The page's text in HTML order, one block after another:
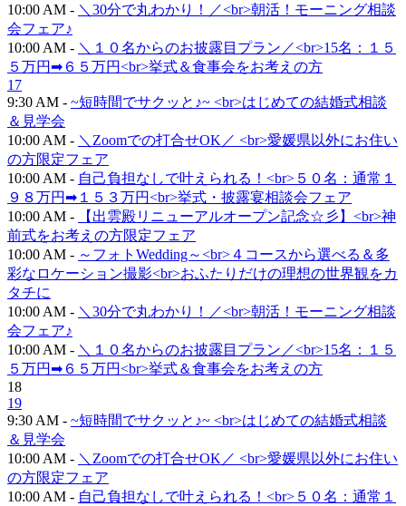
10:00 AM - ＼30分で丸わかり！／<br>朝活！モーニング相談
会フェア♪
10:00 AM - ＼１０名からのお披露目プラン／<br>15名：１５
５万円➡６５万円<br>挙式＆食事会をお考えの方
17
9:30 AM - ~短時間でサクッと♪~ <br>はじめての結婚式相談
＆見学会
10:00 AM - ＼Zoomでの打合せOK／ <br>愛媛県以外にお住い
の方限定フェア
10:00 AM - 自己負担なしで叶えられる！<br>５０名：通常１
９８万円➡１５３万円<br>挙式・披露宴相談会フェア
10:00 AM -
【出雲殿リニューアルオープン記念☆彡】<br>神
前式をお考えの方限定フェア
10:00 AM - ～フォトWedding～<br>４コースから選べる＆多
彩なロケーション撮影<br>おふたりだけの理想の世界観をカ
タチに
10:00 AM - ＼30分で丸わかり！／<br>朝活！モーニング相談
会フェア♪
10:00 AM - ＼１０名からのお披露目プラン／<br>15名：１５
５万円➡６５万円<br>挙式＆食事会をお考えの方
18
19
9:30 AM - ~短時間でサクッと♪~ <br>はじめての結婚式相談
＆見学会
10:00 AM - ＼Zoomでの打合せOK／ <br>愛媛県以外にお住い
の方限定フェア
10:00 AM - 自己負担なしで叶えられる！<br>５０名：通常１